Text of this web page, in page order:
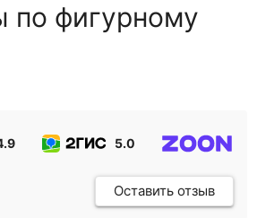
по фигурному
5.0
Оставить отзыв